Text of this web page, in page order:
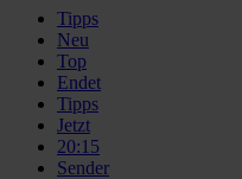
Tipps
Neu
Top
Endet
Tipps
Jetzt
20:15
Sender